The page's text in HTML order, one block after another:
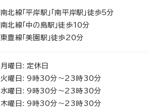
南北線「平岸駅」「南平岸駅」徒歩5分
南北線「中の島駅」徒歩10分
東豊線「美園駅」徒歩20分
月曜日: 定休日
火曜日: 9時30分～23時30分
水曜日: 9時30分～23時30分
木曜日: 9時30分～23時30分